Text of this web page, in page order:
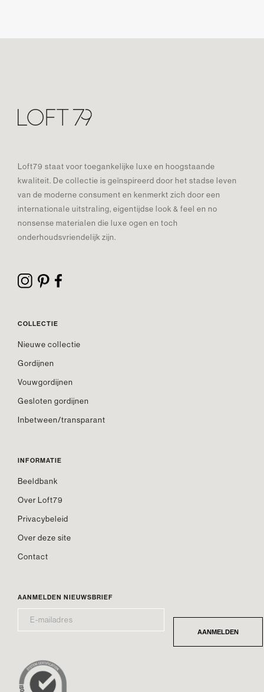
Loft79 staat voor toegankelijke luxe en hoogstaande
kwaliteit. De collectie is geïnspireerd door het stadse leven
van de moderne consument en kenmerkt zich door een
internationale uitstraling, eigentijdse look & feel en no
nonsense materialen die luxe ogen en toch
onderhoudsvriendelijk zijn.
COLLECTIE
Nieuwe collectie
Gordijnen
Vouwgordijnen
Gesloten gordijnen
Inbetween/transparant
INFORMATIE
Beeldbank
Over Loft79
Privacybeleid
Over deze site
Contact
AANMELDEN NIEUWSBRIEF
MAILADRES* AANMELDEN